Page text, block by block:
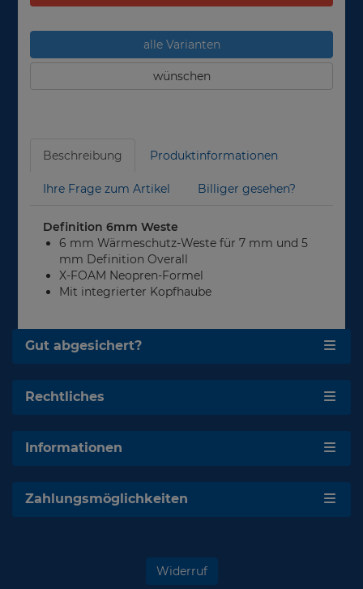
alle Varianten
wünschen
Beschreibung Produktinformationen
Ihre Frage zum Artikel Billiger gesehen?
Definition 6mm Weste
6 mm Wärmeschutz-Weste für 7 mm und 5
mm Definition Overall
X-FOAM Neopren-Formel
Mit integrierter Kopfhaube
Gut abgesichert?
Rechtliches
Informationen
Zahlungsmöglichkeiten
Widerruf